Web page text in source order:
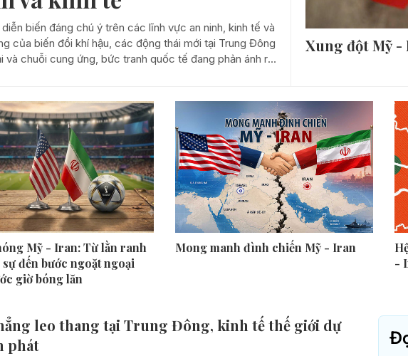
biến đáng chú ý trên các lĩnh vực an ninh, kinh tế và
của biến đổi khí hậu, các động thái mới tại Trung Đông
chuỗi cung ứng, bức tranh quốc tế đang phản ánh rõ
Xung đột Mỹ -
Mỹ - Iran: Từ lằn ranh
đến bước ngoặt ngoại
giờ bóng lăn
Mong manh đình chiến Mỹ - Iran
-
leo thang tại Trung Đông, kinh tế thế giới dự
phát